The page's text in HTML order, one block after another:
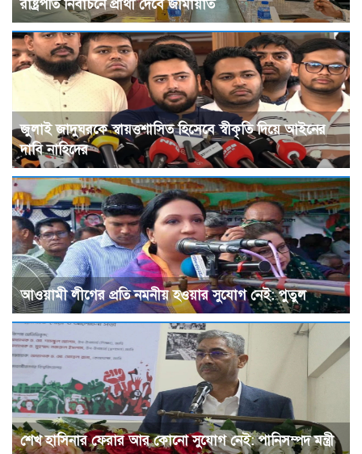
রাষ্ট্রপতি নির্বাচনে প্রার্থী দেবে জামায়াত
জুলাই জাদুঘরকে স্বায়ত্তশাসিত হিসেবে স্বীকৃতি দিয়ে আইনের
দাবি নাহিদের
আওয়ামী লীগের প্রতি নমনীয় হওয়ার সুযোগ নেই: পুতুল
শেখ হাসিনার ফেরার আর কোনো সুযোগ নেই: পানিসম্পদ মন্ত্রী